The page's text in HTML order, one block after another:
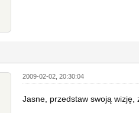
2009-02-02, 20:30:04
Jasne, przedstaw swoją wizję,